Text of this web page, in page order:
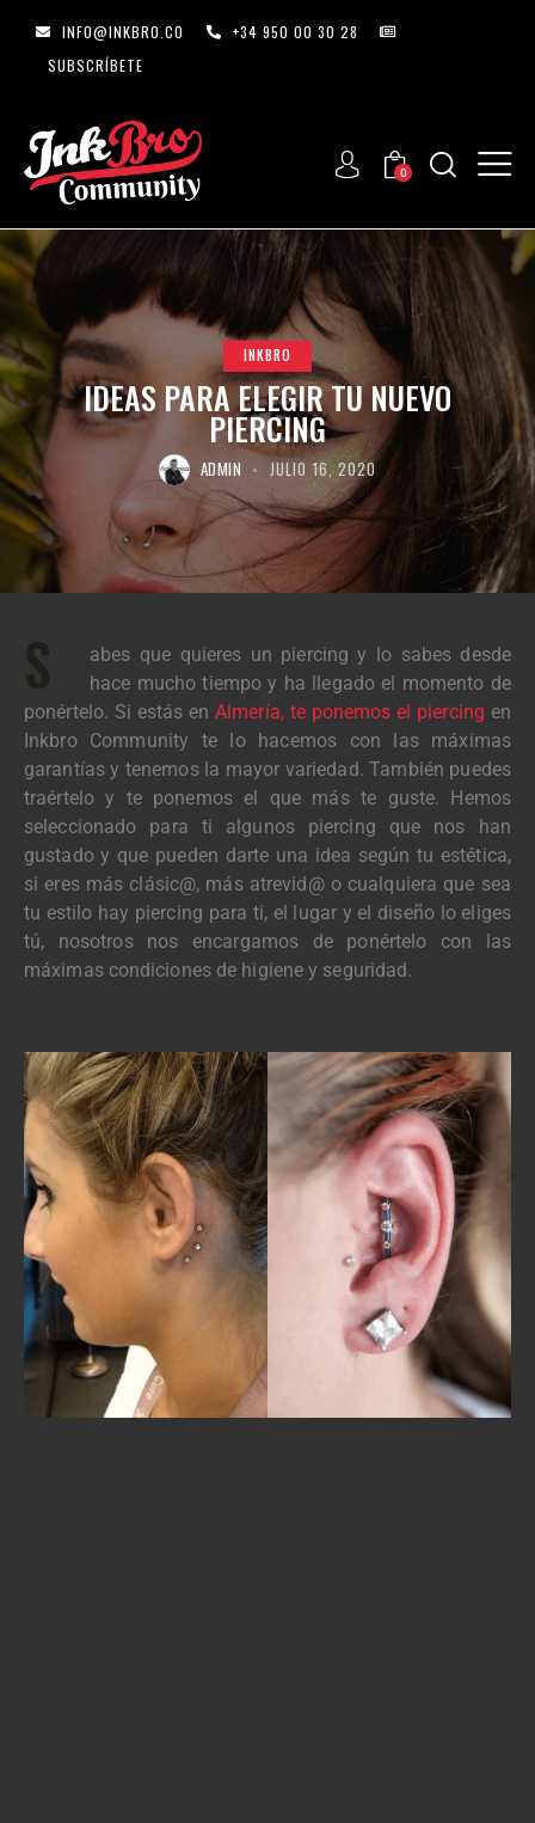
INFO@INKBRO.CO
+34 950 00 30 28
SUBSCRÍBETE
0
INKBRO
IDEAS PARA ELEGIR TU NUEVO
PIERCING
ADMIN JULIO 16, 2020
S
abes que quieres un piercing y lo sabes desde
hace mucho tiempo y ha llegado el momento de
ponértelo. Si estás enAlmería, te ponemos el piercing en
Inkbro Community te lo hacemos con las máximas
garantías y tenemos la mayor variedad. También puedes
traértelo y te ponemos el que más te guste. Hemos
seleccionado para ti algunos piercing que nos han
gustado y que pueden darte una idea según tu estética,
si eres más clásic@, más atrevid@ o cualquiera que sea
tu estilo hay piercing para ti, el lugar y el diseño lo eliges
tú, nosotros nos encargamos de ponértelo con las
máximas condiciones de higiene y seguridad.